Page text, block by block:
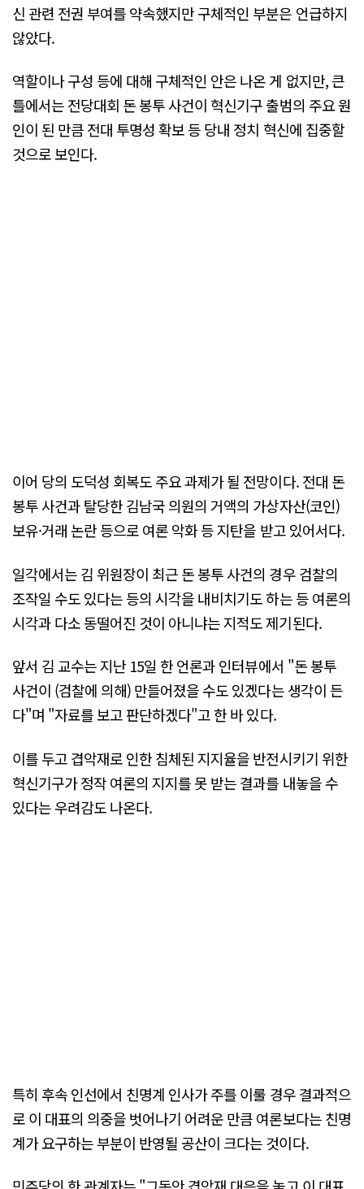
신 관련 전권 부여를 약속했지만 구체적인 부분은 언급하지
않았다.
역할이나 구성 등에 대해 구체적인 안은 나온 게 없지만, 큰
틀에서는 전당대회 돈 봉투 사건이 혁신기구 출범의 주요 원
인이 된 만큼 전대 투명성 확보 등 당내 정치 혁신에 집중할
것으로 보인다.
이어 당의 도덕성 회복도 주요 과제가 될 전망이다. 전대 돈
봉투 사건과 탈당한 김남국 의원의 거액의 가상자산(코인)
보유·거래 논란 등으로 여론 악화 등 지탄을 받고 있어서다.
일각에서는 김 위원장이 최근 돈 봉투 사건의 경우 검찰의
조작일 수도 있다는 등의 시각을 내비치기도 하는 등 여론의
시각과 다소 동떨어진 것이 아니냐는 지적도 제기된다.
앞서 김 교수는 지난 15일 한 언론과 인터뷰에서 "돈 봉투
사건이 (검찰에 의해) 만들어졌을 수도 있겠다는 생각이 든
다"며 "자료를 보고 판단하겠다"고 한 바 있다.
이를 두고 겹악재로 인한 침체된 지지율을 반전시키기 위한
혁신기구가 정작 여론의 지지를 못 받는 결과를 내놓을 수
있다는 우려감도 나온다.
특히 후속 인선에서 친명계 인사가 주를 이룰 경우 결과적으
로 이 대표의 의중을 벗어나기 어려운 만큼 여론보다는 친명
계가 요구하는 부분이 반영될 공산이 크다는 것이다.